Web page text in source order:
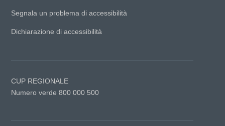
Segnala un problema di accessibilità
Dichiarazione di accessibilità
CUP REGIONALE
Numero verde 800 000 500